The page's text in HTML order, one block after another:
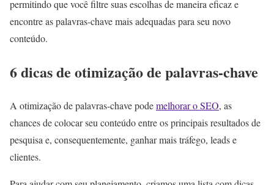
permitindo que você filtre suas escolhas de maneira eficaz e
encontre as palavras-chave mais adequadas para seu novo
conteúdo.
6 dicas de otimização de palavras-chave
A otimização de palavras-chave podemelhorar o SEO, as
chances de colocar seu conteúdo entre os principais resultados de
pesquisa e, consequentemente, ganhar mais tráfego, leads e
clientes.